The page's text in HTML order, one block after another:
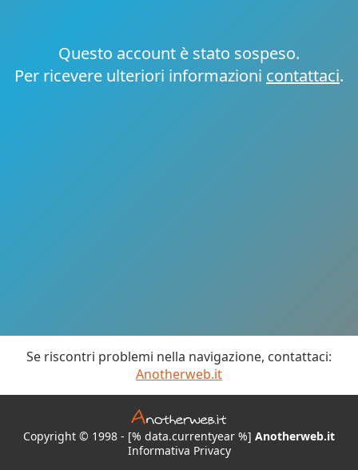
Questo account è stato sospeso.
Per ricevere ulteriori informazioni contattaci.
Se riscontri problemi nella navigazione, contattaci:
Anotherweb.it
Copyright © 1998 - [% data.currentyear %] Anotherweb.it
Informativa Privacy